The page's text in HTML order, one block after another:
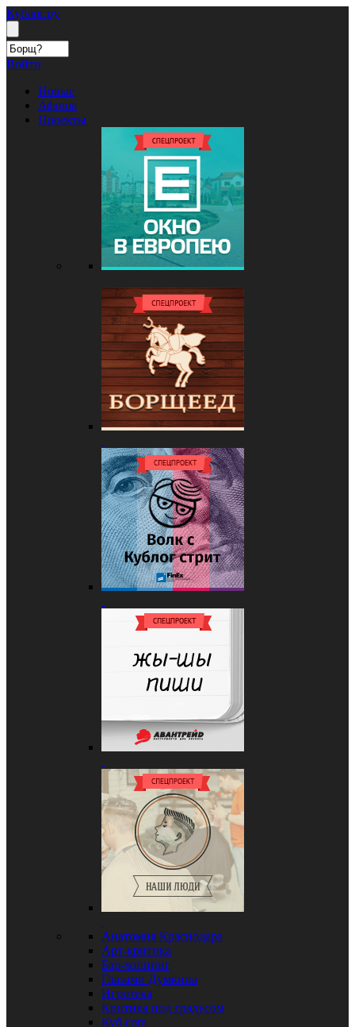
Кублог.ру
Войти
Новые
Афиша
Проекты
Анатомия Краснодара
Арт-критика
Бар-хоппинг
Глазами Думкина
Игротека
Критика под градусом
Куб.com